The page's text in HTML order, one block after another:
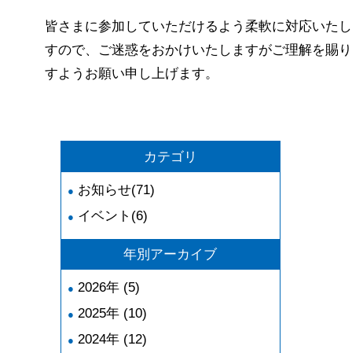
皆さまに参加していただけるよう柔軟に対応いた
すので、ご迷惑をおかけいたしますがご理解を賜
すようお願い申し上げます。
カテゴリ
お知らせ(71)
イベント(6)
年別アーカイブ
2026年 (5)
2025年 (10)
2024年 (12)